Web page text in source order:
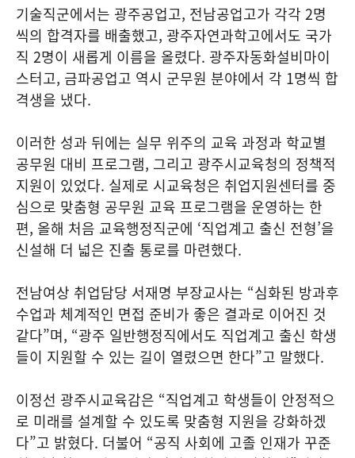
기술직군에서는 광주공업고, 전남공업고가 각각 2명
씩의 합격자를 배출했고, 광주자연과학고에서도 국가
직 2명이 새롭게 이름을 올렸다. 광주자동화설비마이
스터고, 금파공업고 역시 군무원 분야에서 각 1명씩 합
격생을 냈다.
이러한 성과 뒤에는 실무 위주의 교육 과정과 학교별
공무원 대비 프로그램, 그리고 광주시교육청의 정책적
지원이 있었다. 실제로 시교육청은 취업지원센터를 중
심으로 맞춤형 공무원 교육 프로그램을 운영하는 한
편, 올해 처음 교육행정직군에 ‘직업계고 출신 전형’을
신설해 더 넓은 진출 통로를 마련했다.
전남여상 취업담당 서재명 부장교사는 “심화된 방과후
수업과 체계적인 면접 준비가 좋은 결과로 이어진 것
같다”며, “광주 일반행정직에서도 직업계고 출신 학생
들이 지원할 수 있는 길이 열렸으면 한다”고 말했다.
이정선 광주시교육감은 “직업계고 학생들이 안정적으
로 미래를 설계할 수 있도록 맞춤형 지원을 강화하겠
다”고 밝혔다. 더불어 “공직 사회에 고졸 인재가 꾸준